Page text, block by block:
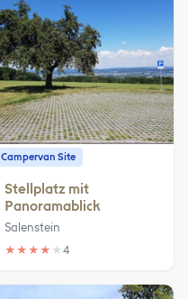
Campervan Site
Stellplatz mit
Panoramablick
Salenstein
★ ★ ★ ★ ★ 4